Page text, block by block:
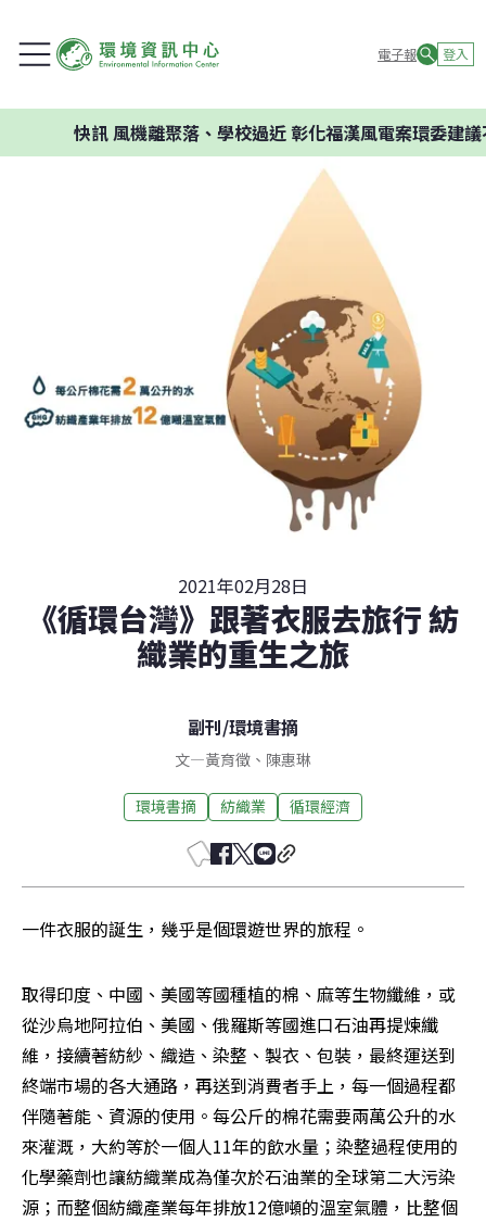
電子報 登入
風機離聚落、學校過近 彰化福漢風電案環委建議不應
2021年02月28日
《循環台灣》跟著衣服去旅行 紡
織業的重生之旅
副刊/環境書摘
文—黃育徵 、 陳惠琳
環境書摘 紡織業 循環經濟
一件衣服的誕生，幾乎是個環遊世界的旅程。
取得印度、中國、美國等國種植的棉、麻等生物纖維，或
從沙烏地阿拉伯、美國、俄羅斯等國進口石油再提煉纖
維，接續著紡紗、織造、染整、製衣、包裝，最終運送到
終端市場的各大通路，再送到消費者手上，每一個過程都
伴隨著能、資源的使用。每公斤的棉花需要兩萬公升的水
來灌溉，大約等於一個人11年的飲水量；染整過程使用的
化學藥劑也讓紡織業成為僅次於石油業的全球第二大污染
源；而整個紡織產業每年排放12億噸的溫室氣體，比整個